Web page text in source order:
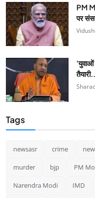
PM
पर
'युवाओं
Tags
newsasr crime
murder bjp PM
Narendra Modi IMD